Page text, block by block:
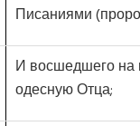
Писаниями
И восшедшего на
одесную Отца;